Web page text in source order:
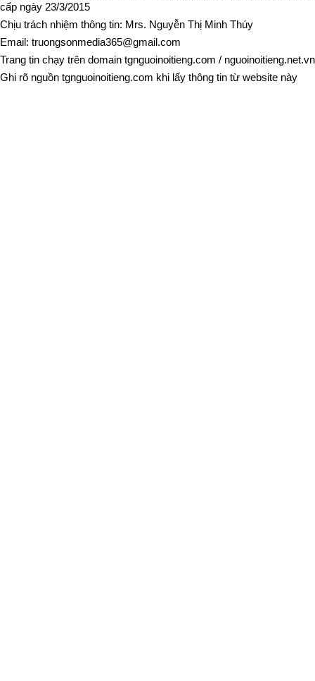
cấp ngày 23/3/2015
Chịu trách nhiệm thông tin: Mrs. Nguyễn Thị Minh Thúy
Email: truongsonmedia365@gmail.com
Trang tin chạy trên domain tgnguoinoitieng.com / nguoinoitieng.net.vn
Ghi rõ nguồn tgnguoinoitieng.com khi lấy thông tin từ website này